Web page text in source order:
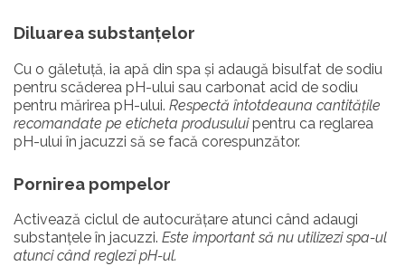
Diluarea substanțelor
Cu o găletuță, ia apă din spa și adaugă bisulfat de sodiu
pentru scăderea pH-ului sau carbonat acid de sodiu
pentru mărirea pH-ului. Respectă întotdeauna cantitățile
recomandate pe eticheta produsuluipentru ca reglarea
pH-ului în jacuzzi să se facă corespunzător.
Pornirea pompelor
Activează ciclul de autocurățare atunci când adaugi
substanțele în jacuzzi. Este important să nu utilizezi spa-ul
atunci când reglezi pH-ul.